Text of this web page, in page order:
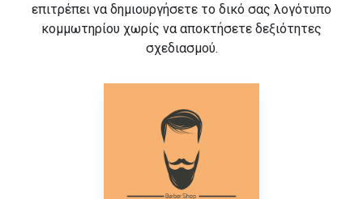
επιτρέπει να δημιουργήσετε το δικό σας λογότυπο
κομμωτηρίου χωρίς να αποκτήσετε δεξιότητες
σχεδιασμού.